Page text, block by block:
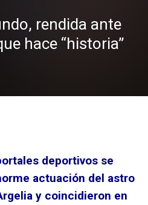
rendida ante
hace “historia”
deportivos se
actuación del astro
y coincidieron en